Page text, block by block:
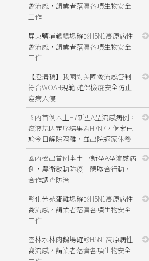
禽流感，請業者落實各項生物安全
工作
屏東鹽埔鵪鶉場確診H5N1高原病性
禽流感，請業者落實各項生物安全
工作
【澄清稿】我國對美國禽流感管制
符合WOAH規範 確保檢疫安全防止
疫病入侵
國內首例本土H7新型A型流感病例，
痰液基因定序結果為H7N7，個案已
於今日解除隔離，並出院返家休養
國內檢出首例本土H7新型A型流感病
例，農衛啟動防疫一體聯合行動，
合作調查防治
彰化芳苑蛋雞場確診H5N1高原病性
禽流感，請業者落實各項生物安全
工作
雲林水林肉鵝場確診H5N1高原病性
禽流感，請業者落實各項生物安全